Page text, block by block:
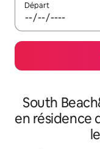
Départ
South
en résidence